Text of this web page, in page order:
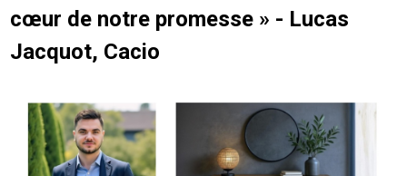
cœur de notre promesse » - Lucas
Jacquot, Cacio